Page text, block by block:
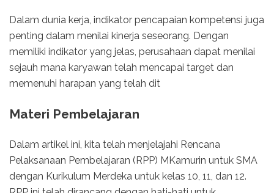
Dalam dunia kerja, indikator pencapaian kompetensi juga
penting dalam menilai kinerja seseorang. Dengan
memiliki indikator yang jelas, perusahaan dapat menilai
sejauh mana karyawan telah mencapai target dan
memenuhi harapan yang telah dit
Materi Pembelajaran
Dalam artikel ini, kita telah menjelajahi Rencana
Pelaksanaan Pembelajaran (RPP) MKamurin untuk SMA
dengan Kurikulum Merdeka untuk kelas 10, 11, dan 12.